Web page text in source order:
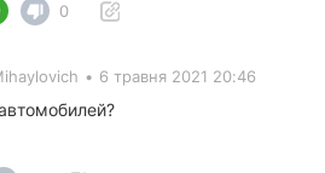
0
• 6 травня 2021 20:46